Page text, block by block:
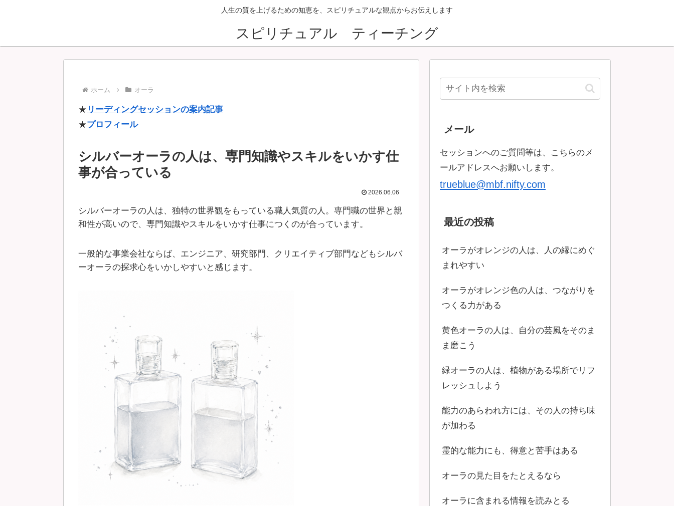
人生の質を上げるための知恵を、スピリチュアルな観点からお伝えします
スピリチュアル ティーチング
ホーム オーラ
★ リーディングセッションの案内記事
★プロフィール
シルバーオーラの人は、専門知識やスキルをいかす仕
事が合っている
2026.06.06
シルバーオーラの人は、独特の世界観をもっている職人気質の人。専門職の世界と親
和性が高いので、専門知識やスキルをいかす仕事につくのが合っています。
一般的な事業会社ならば、エンジニア、研究部門、クリエイティブ部門などもシルバ
ーオーラの探求心をいかしやすいと感じます。
メール
セッションへのご質問等は、こちらのメ
ールアドレスへお願いします。
trueblue@mbf.nifty.com
最近の投稿
オーラがオレンジの人は、人の縁にめぐ
まれやすい
オーラがオレンジ色の人は、つながりを
つくる力がある
黄色オーラの人は、自分の芸風をそのま
ま磨こう
緑オーラの人は、植物がある場所でリフ
レッシュしよう
能力のあらわれ方には、その人の持ち味
が加わる
霊的な能力にも、得意と苦手はある
オーラの見た目をたとえるなら
オーラに含まれる情報を読みとる